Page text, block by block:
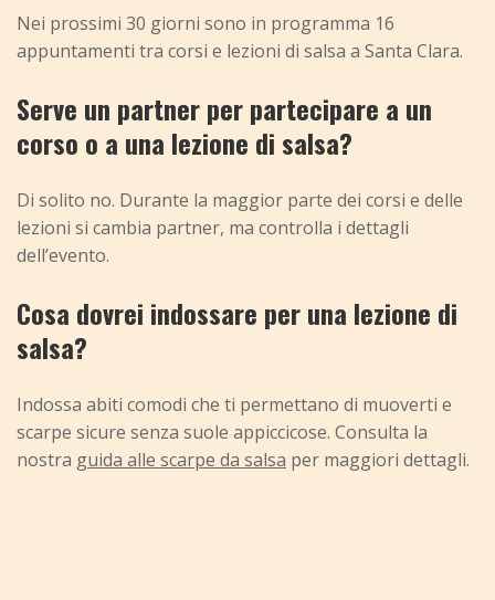
Nei prossimi 30 giorni sono in programma 16
appuntamenti tra corsi e lezioni di salsa a Santa Clara.
Serve un partner per partecipare a un
corso o a una lezione di salsa?
Di solito no. Durante la maggior parte dei corsi e delle
lezioni si cambia partner, ma controlla i dettagli
dell’evento.
Cosa dovrei indossare per una lezione di
salsa?
Indossa abiti comodi che ti permettano di muoverti e
scarpe sicure senza suole appiccicose. Consulta la
nostra guida alle scarpe da salsa per maggiori dettagli.